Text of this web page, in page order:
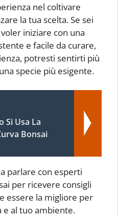
nel coltivare
la tua scelta. Se sei
iniziare con una
e facile da curare,
potresti sentirti più
specie più esigente.
Si Usa La
Bonsai
parlare con esperti
per ricevere consigli
essere la migliore per
e al tuo ambiente.